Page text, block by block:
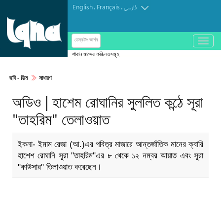
English. Français.فارسی
ডেস্কটপ ভার্শন
باز
و
শাবান মাসের ফজিলতসমূহ
ছবি‎ - ফিল্ম সাধারণ
অডিও | হাশেম রোঘানির সুললিত কন্ঠে সূরা
"তাহরিম" তেলাওয়াত
ইকনা- ইমাম রেজা (আ.)এর পবিত্র মাজারে আন্তর্জাতিক মানের ক্বারি
হাশেশ রোঘানি সূরা "তাহরিম"এর ৮ থেকে ১২ নম্বর আয়াত এবং সূরা
"কাউসার" তিলাওয়াত করেছেন।